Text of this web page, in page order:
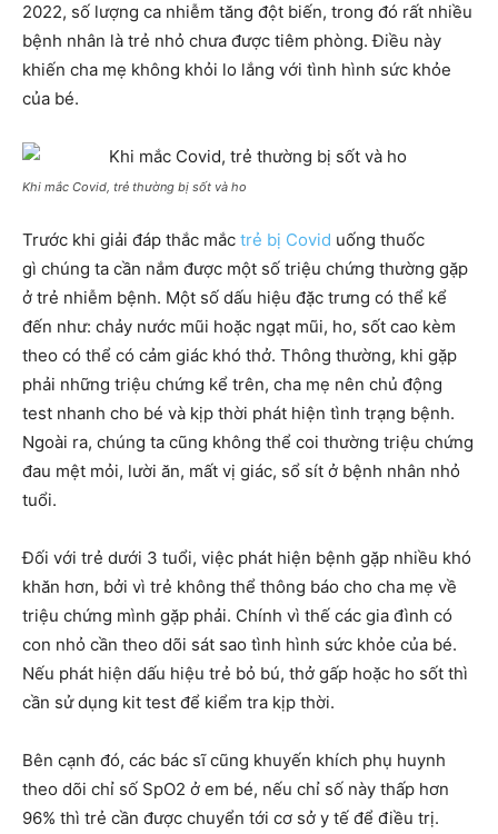
2022, số lượng ca nhiễm tăng đột biến, trong đó rất nhiều
bệnh nhân là trẻ nhỏ chưa được tiêm phòng. Điều này
khiến cha mẹ không khỏi lo lắng với tình hình sức khỏe
của bé.
Khi mắc Covid, trẻ thường bị sốt và ho
Trước khi giải đáp thắc mắc trẻ bị Covid uống thuốc
gì chúng ta cần nắm được một số triệu chứng thường gặp
ở trẻ nhiễm bệnh. Một số dấu hiệu đặc trưng có thể kể
đến như: chảy nước mũi hoặc ngạt mũi, ho, sốt cao kèm
theo có thể có cảm giác khó thở. Thông thường, khi gặp
phải những triệu chứng kể trên, cha mẹ nên chủ động
test nhanh cho bé và kịp thời phát hiện tình trạng bệnh.
Ngoài ra, chúng ta cũng không thể coi thường triệu chứng
đau mệt mỏi, lười ăn, mất vị giác, sổ sít ở bệnh nhân nhỏ
tuổi.
Đối với trẻ dưới 3 tuổi, việc phát hiện bệnh gặp nhiều khó
khăn hơn, bởi vì trẻ không thể thông báo cho cha mẹ về
triệu chứng mình gặp phải. Chính vì thế các gia đình có
con nhỏ cần theo dõi sát sao tình hình sức khỏe của bé.
Nếu phát hiện dấu hiệu trẻ bỏ bú, thở gấp hoặc ho sốt thì
cần sử dụng kit test để kiểm tra kịp thời.
Bên cạnh đó, các bác sĩ cũng khuyến khích phụ huynh
theo dõi chỉ số SpO2 ở em bé, nếu chỉ số này thấp hơn
96% thì trẻ cần được chuyển tới cơ sở y tế để điều trị.